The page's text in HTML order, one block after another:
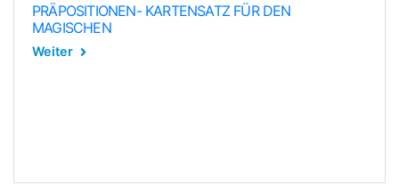
PRÄPOSITIONEN- KARTENSATZ FÜR DEN
MAGISCHEN
Weiter